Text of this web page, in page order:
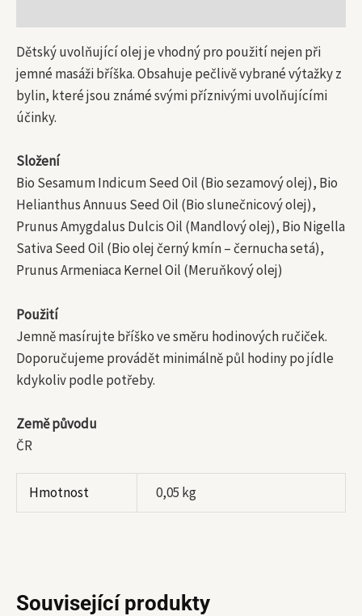
Dětský uvolňující olej je vhodný pro použití nejen při
jemné masáži bříška. Obsahuje pečlivě vybrané výtažky z
bylin, které jsou známé svými příznivými uvolňujícími
účinky.
Složení
Bio Sesamum Indicum Seed Oil (Bio sezamový olej), Bio
Helianthus Annuus Seed Oil (Bio slunečnicový olej),
Prunus Amygdalus Dulcis Oil (Mandlový olej), Bio Nigella
Sativa Seed Oil (Bio olej černý kmín – černucha setá),
Prunus Armeniaca Kernel Oil (Meruňkový olej)
Použití
Jemně masírujte bříško ve směru hodinových ručiček.
Doporučujeme provádět minimálně půl hodiny po jídle
kdykoliv podle potřeby.
Země původu
ČR
Hmotnost 0,05 kg
Související produkty